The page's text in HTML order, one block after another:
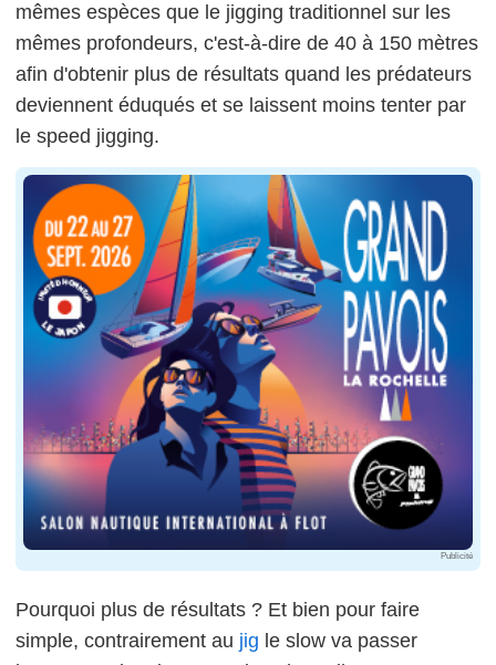
mêmes espèces que le jigging traditionnel sur les
mêmes profondeurs, c'est-à-dire de 40 à 150 mètres
afin d'obtenir plus de résultats quand les prédateurs
deviennent éduqués et se laissent moins tenter par
le speed jigging.
Publicité
Pourquoi plus de résultats ? Et bien pour faire
simple, contrairement au jig le slow va passer